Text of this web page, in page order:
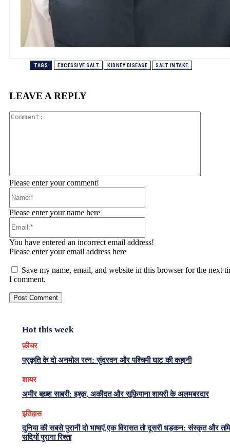
TAGS EXCESSIVE SALT KIDNEY DISEASE SALT INTAKE
LEAVE A REPLY
Please enter your comment!
Please enter your name here
You have entered an incorrect email address!
Please enter your email address here
Save my name, email, and website in this browser for the next
I comment.
Hot this week
फ़ीचर
प्रकृति के दो अनमोल रत्न: सुंदरवन और पश्चिमी घाट की कहानी
शायर
अमीर बख़्श साबरी: इश्क़, अकीदत और सूफ़ियाना शायरी के अलमबरदार
इतिहास
दुनिया की सबसे पुरानी दो भाषाएं,एक विरासत तो दूसरी धड़कन: संस्कृत और
सदियों पुराना रिश्ता